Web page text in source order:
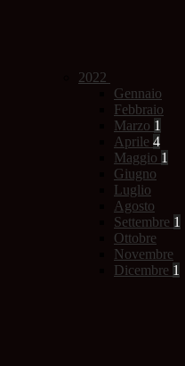
2022
Gennaio
Febbraio
Marzo 1
Aprile 4
Maggio 1
Giugno
Luglio
Agosto
Settembre 1
Ottobre
Novembre
Dicembre 1